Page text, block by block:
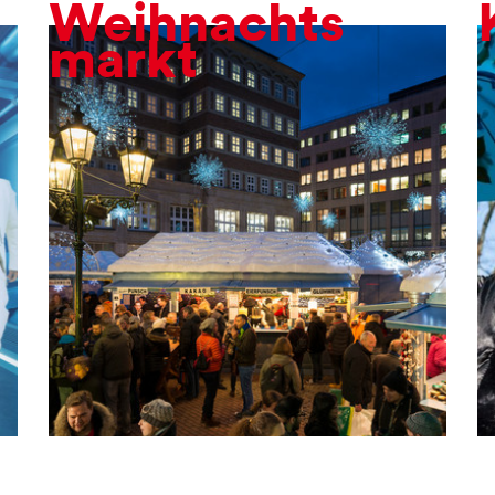
Weihnachts
markt